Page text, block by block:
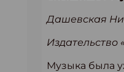
Дашевская
Издательство
Музыка была